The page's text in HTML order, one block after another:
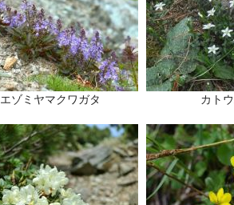
エゾミヤマクワガタ カト